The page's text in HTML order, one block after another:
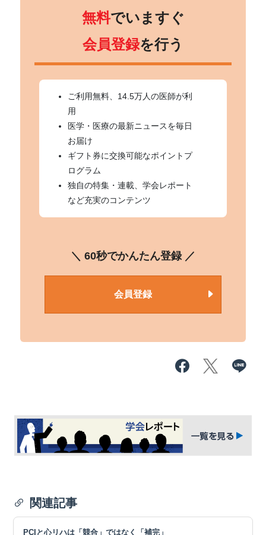
無料でいますぐ
会員登録を行う
ご利用無料、14.5万人の医師が利
用
医学・医療の最新ニュースを毎日
お届け
ギフト券に交換可能なポイントプ
ログラム
独自の特集・連載、学会レポート
など充実のコンテンツ
＼ 60秒でかんたん登録 ／
会員登録
関連記事
PCIと心リハは「競合」ではなく「補完」